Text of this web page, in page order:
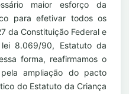
maior esforço da
para efetivar todos os
da Constituição Federal e
8.069/90, Estatuto da
forma, reafirmamos o
ampliação do pacto
do Estatuto da Criança